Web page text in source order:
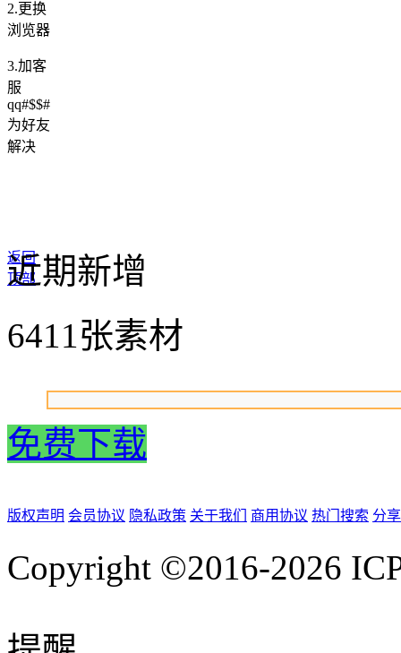
2.更换
浏览器
3.加客
服
qq#$$#
为好友
解决
返回
顶部
近期新增
6411张素材
免费下载
版权声明 会员协议 隐私政策 关于我们 商用协议 热门搜索 分
Copyright ©2016-2026